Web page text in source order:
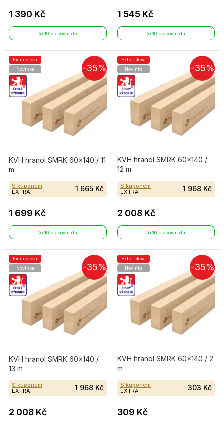
1 390 Kč
Do 10 pracovní dní
1 545 Kč
Do 10 pracovní dní
-35%
Extra sleva
Novinka
KVH hranol SMRK 60×140 / 11
m
S kuponem
EXTRA
1 665 Kč
1 699 Kč
Do 10 pracovní dní
-35%
Extra sleva
Novinka
KVH hranol SMRK 60×140 /
12 m
S kuponem
EXTRA
1 968 Kč
2 008 Kč
Do 10 pracovní dní
-35%
Extra sleva
Novinka
KVH hranol SMRK 60×140 /
13 m
S kuponem
EXTRA
1 968 Kč
2 008 Kč
-35%
Extra sleva
Novinka
KVH hranol SMRK 60×140 / 2
m
S kuponem
EXTRA
303 Kč
309 Kč